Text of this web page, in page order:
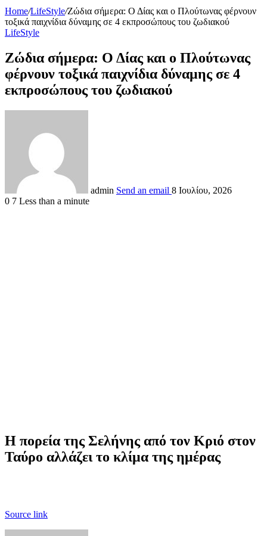
Home/LifeStyle/Ζώδια σήμερα: Ο Δίας και ο Πλούτωνας φέρνουν
τοξικά παιχνίδια δύναμης σε 4 εκπροσώπους του ζωδιακού
LifeStyle
Ζώδια σήμερα: Ο Δίας και ο Πλούτωνας
φέρνουν τοξικά παιχνίδια δύναμης σε 4
εκπροσώπους του ζωδιακού
admin Send an email 8 Ιουλίου, 2026
0 7 Less than a minute
Η πορεία της Σελήνης από τον Κριό στον
Ταύρο αλλάζει το κλίμα της ημέρας
Source link